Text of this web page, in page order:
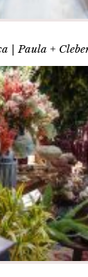
| Paula +